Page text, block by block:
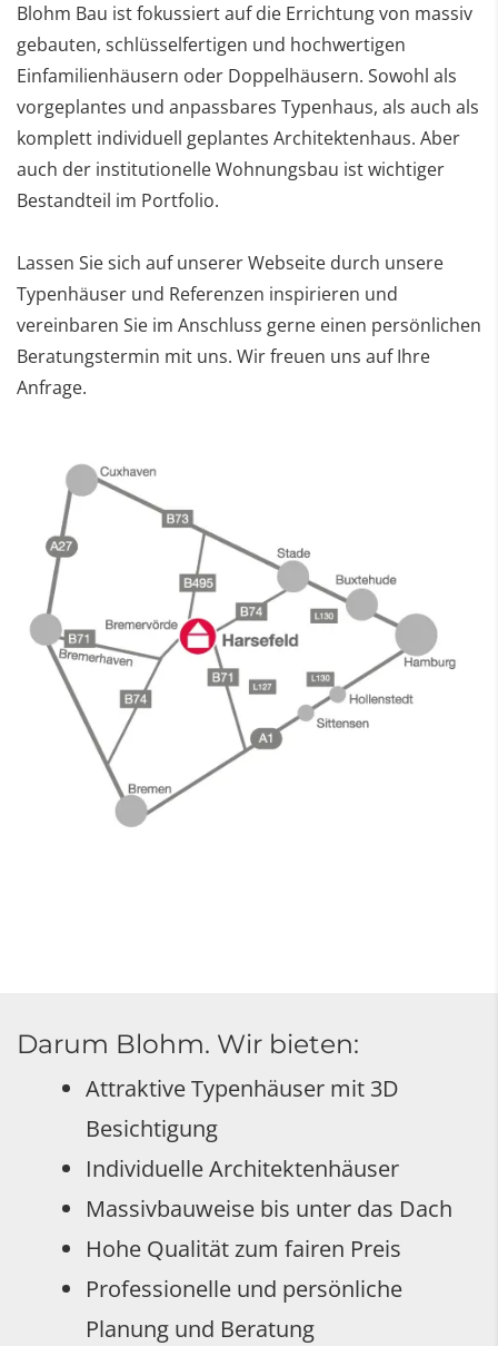
Blohm Bau ist fokussiert auf die Errichtung von massiv
gebauten, schlüsselfertigen und hochwertigen
Einfamilienhäusern oder Doppelhäusern. Sowohl als
vorgeplantes und anpassbares Typenhaus, als auch als
komplett individuell geplantes Architektenhaus. Aber
auch der institutionelle Wohnungsbau ist wichtiger
Bestandteil im Portfolio.
Lassen Sie sich auf unserer Webseite durch unsere
Typenhäuser und Referenzen inspirieren und
vereinbaren Sie im Anschluss gerne einen persönlichen
Beratungstermin mit uns. Wir freuen uns auf Ihre
Anfrage.
Darum Blohm. Wir bieten:
Attraktive Typenhäuser mit 3D
Besichtigung
Individuelle Architektenhäuser
Massivbauweise bis unter das Dach
Hohe Qualität zum fairen Preis
Professionelle und persönliche
Planung und Beratung